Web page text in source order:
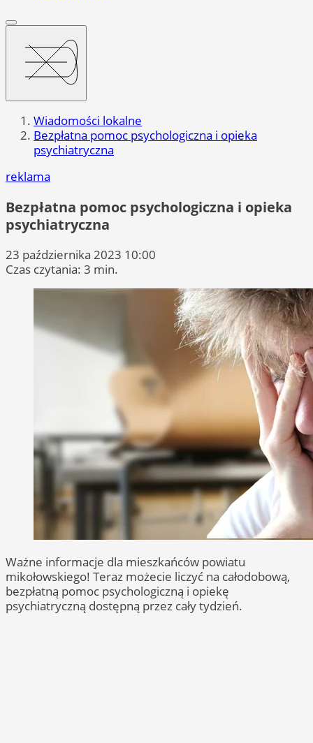
Wiadomości lokalne
Bezpłatna pomoc psychologiczna i opieka
psychiatryczna
reklama
Bezpłatna pomoc psychologiczna i opieka
psychiatryczna
23 października 2023 10:00
Czas czytania: 3 min.
Ważne informacje dla mieszkańców powiatu
mikołowskiego! Teraz możecie liczyć na całodobową,
bezpłatną pomoc psychologiczną i opiekę
psychiatryczną dostępną przez cały tydzień.